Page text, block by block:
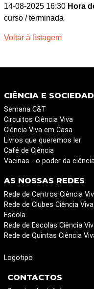
14-08-2025 16:30 Hora
curso / terminada
Voltar à listagem
CIÊNCIA E
Semana C&T
Circuitos Ciência Viva
Ciência Viva em Casa
Livros que queremos ler
Café de Ciência
Vacinas - o poder da
AS NOSSAS REDES
Rede de Centros Ciência
Rede de Clubes Ciência
Escola
Rede de Escolas Ciência
Rede de Quintas Ciência
Logotipo
CONTACTOS